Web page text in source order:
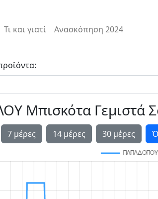
Τι και γιατί Ανασκόπηση 2024
Μπισκότα Γεμιστά
7 μέρες 14 μέρες 30 μέρες